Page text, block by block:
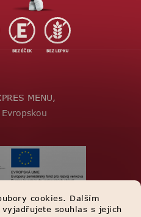
cookies. Dalším
souhlas s jejich
MENU,